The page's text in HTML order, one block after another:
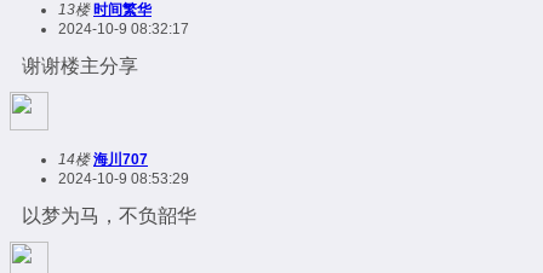
13楼 时间繁华
2024-10-9 08:32:17
谢谢楼主分享
14楼 海川707
2024-10-9 08:53:29
以梦为马，不负韶华